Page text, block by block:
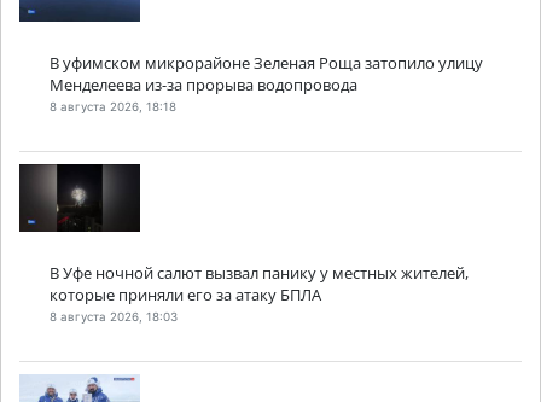
В уфимском микрорайоне Зеленая Роща затопило улицу
Менделеева из-за прорыва водопровода
8 августа 2026, 18:18
В Уфе ночной салют вызвал панику у местных жителей,
которые приняли его за атаку БПЛА
8 августа 2026, 18:03